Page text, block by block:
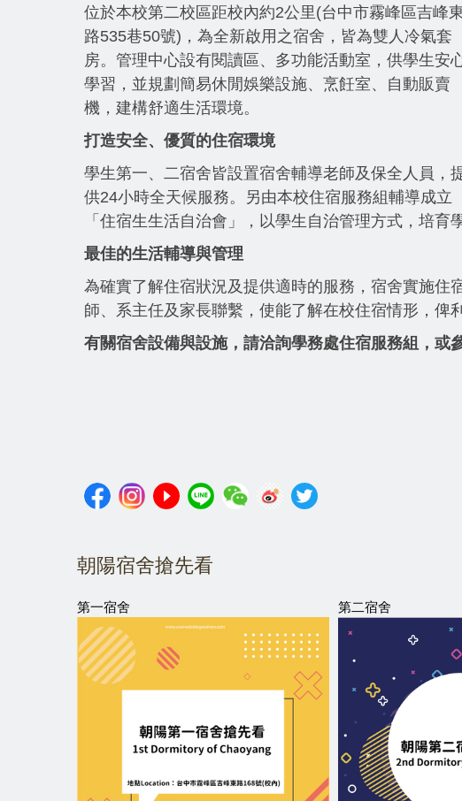
位於本校第二校區距校內約2公里(台中市霧峰區吉峰
路535巷50號)，為全新啟用之宿舍，皆為雙人冷氣套
房。管理中心設有閱讀區、多功能活動室，供學生安
學習，並規劃簡易休閒娛樂設施、烹飪室、自動販賣
機，建構舒適生活環境。
打造安全、優質的住宿環境
學生第一、二宿舍皆設置宿舍輔導老師及保全人員，
供24小時全天候服務。另由本校住宿服務組輔導成立
「住宿生生活自治會」，以學生自治管理方式，培育
最佳的生活輔導與管理
為確實了解住宿狀況及提供適時的服務，宿舍實施住
師、系主任及家長聯繫，使能了解在校住宿情形，俾
有關宿舍設備與設施，請洽詢學務處住宿服務組，或
朝陽宿舍搶先看
第一宿舍 第二宿舍